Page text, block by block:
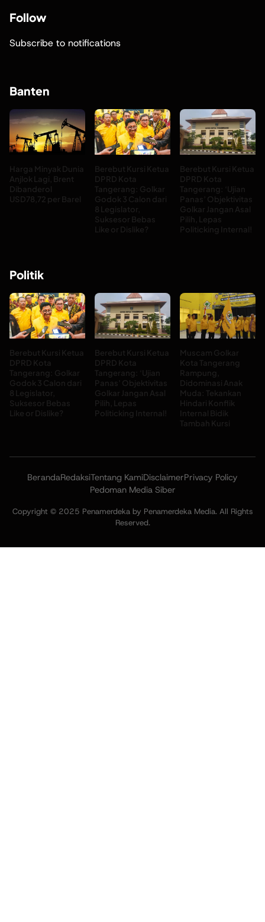
Follow
Subscribe to notifications
Banten
Harga Minyak Dunia
Anjlok Lagi, Brent
Dibanderol
USD78,72 per Barel
Berebut Kursi Ketua
DPRD Kota
Tangerang: Golkar
Godok 3 Calon dari
8 Legislator,
Suksesor Bebas
Like or Dislike?
Berebut Kursi Ketua
DPRD Kota
Tangerang: ‘Ujian
Panas’ Objektivitas
Golkar Jangan Asal
Pilih, Lepas
Politicking Internal!
Politik
Berebut Kursi Ketua
DPRD Kota
Tangerang: Golkar
Godok 3 Calon dari
8 Legislator,
Suksesor Bebas
Like or Dislike?
Berebut Kursi Ketua
DPRD Kota
Tangerang: ‘Ujian
Panas’ Objektivitas
Golkar Jangan Asal
Pilih, Lepas
Politicking Internal!
Muscam Golkar
Kota Tangerang
Rampung,
Didominasi Anak
Muda: Tekankan
Hindari Konflik
Internal Bidik
Tambah Kursi
BerandaRedaksiTentang KamiDisclaimerPrivacy Policy
Pedoman Media Siber
Copyright © 2025 Penamerdeka by Penamerdeka Media. All Rights
Reserved.